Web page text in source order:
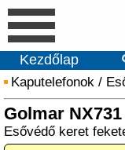
Kezdőlap
Kaputelefonok /
Golmar
Esővédő keret